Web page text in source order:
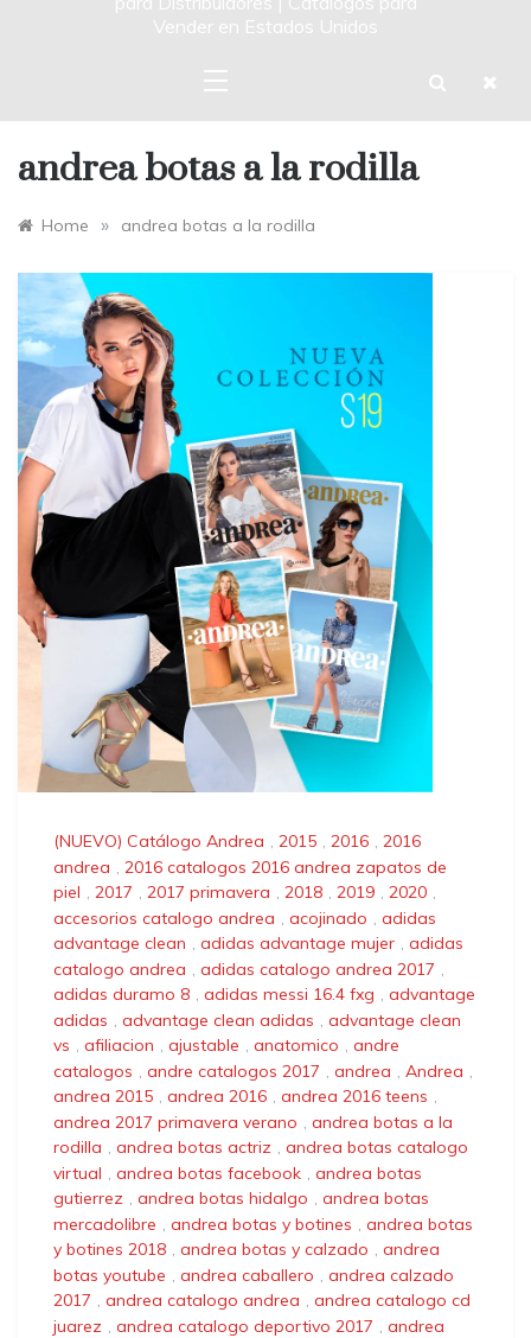
Vender en Estados Unidos
andrea botas a la rodilla
Home » andrea botas a la rodilla
(NUEVO) Catálogo Andrea , 2015 , 2016 , 2016
andrea , 2016 catalogos 2016 andrea zapatos de
piel , 2017 , 2017 primavera , 2018 , 2019 , 2020 ,
accesorios catalogo andrea , acojinado , adidas
advantage clean , adidas advantage mujer , adidas
catalogo andrea , adidas catalogo andrea 2017 ,
adidas duramo 8 , adidas messi 16.4 fxg , advantage
adidas , advantage clean adidas , advantage clean
vs , afiliacion , ajustable , anatomico , andre
catalogos , andre catalogos 2017 , andrea , Andrea ,
andrea 2015 , andrea 2016 , andrea 2016 teens ,
andrea 2017 primavera verano , andrea botas a la
rodilla , andrea botas actriz , andrea botas catalogo
virtual , andrea botas facebook , andrea botas
gutierrez , andrea botas hidalgo , andrea botas
mercadolibre , andrea botas y botines , andrea botas
y botines 2018 , andrea botas y calzado , andrea
botas youtube , andrea caballero , andrea calzado
2017 , andrea catalogo andrea , andrea catalogo cd
juarez , andrea catalogo deportivo 2017 , andrea